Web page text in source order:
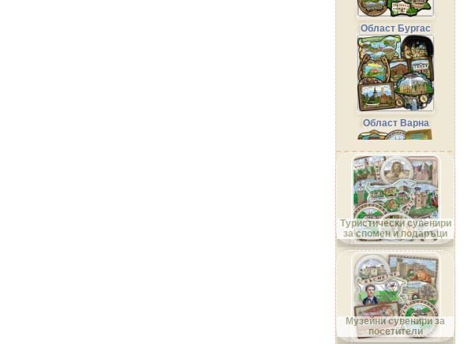
Област Бургас
Област Варна
Област Велико Търново
Област Видин
Туристически сувенири
за спомен и подаръци
Музейни сувенири за
посетители